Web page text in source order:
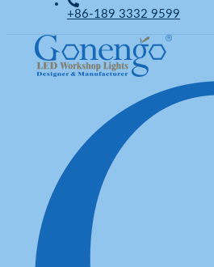
+86-189 3332 9599